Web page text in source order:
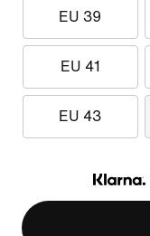
EU 39
EU 41
EU 43